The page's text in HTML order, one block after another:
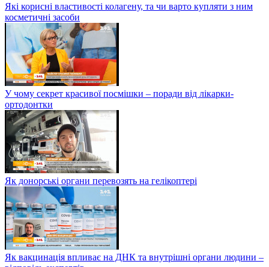
Які корисні властивості колагену, та чи варто купляти з ним
косметичні засоби
У чому секрет красивої посмішки – поради від лікарки-
ортодонтки
Як донорські органи перевозять на гелікоптері
Як вакцинація впливає на ДНК та внутрішні органи людини –